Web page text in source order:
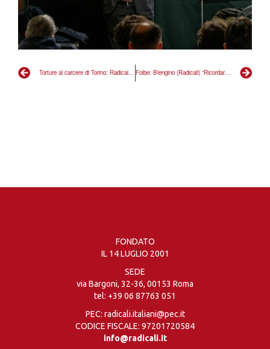
Torture al carcere di Torino: Radicali, “Nessuno è al di sopra della legge” Foibe: Blengino (Radicali) “Ricordare le vittime è un atto di giustizia storica”
FONDATO
IL 14 LUGLIO 2001
SEDE
via Bargoni, 32-36, 00153 Roma
tel: +39 06 87763 051
PEC: radicali.italiani@pec.it
CODICE FISCALE: 97201720584
info@radicali.it